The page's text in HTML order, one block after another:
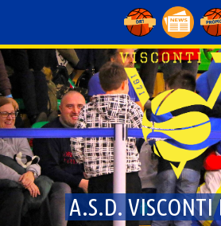
content
A.S.D. VISCONTI